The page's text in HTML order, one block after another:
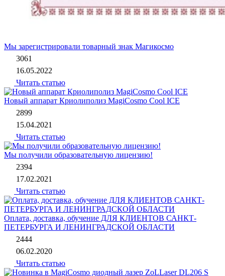
Мы зарегистрировали товарный знак Магикосмо
3061
16.05.2022
Читать статью
Новый аппарат Криолиполиз MagiCosmo Cool ICE
2899
15.04.2021
Читать статью
Мы получили образовательную лицензию!
2394
17.02.2021
Читать статью
Оплата, доставка, обучение ДЛЯ КЛИЕНТОВ САНКТ-
ПЕТЕРБУРГА И ЛЕНИНГРАДСКОЙ ОБЛАСТИ
2444
06.02.2020
Читать статью